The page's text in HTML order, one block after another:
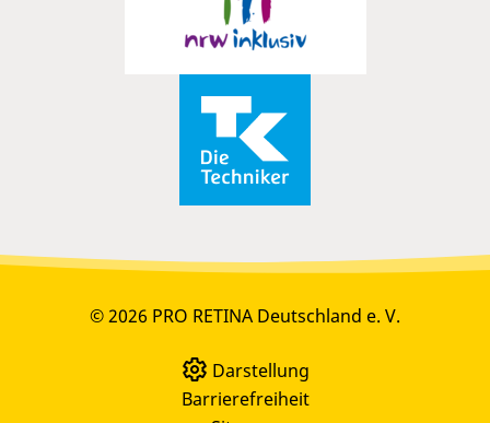
© 2026 PRO RETINA Deutschland e. V.
Darstellung
Barrierefreiheit